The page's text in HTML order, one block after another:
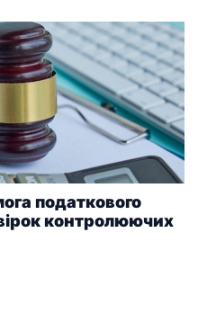
податкового
контролюючих